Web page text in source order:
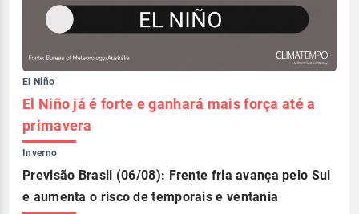
El Niño
El Niño já é forte e ganhará mais força até a
primavera
Inverno
Previsão Brasil (06/08): Frente fria avança pelo Sul
e aumenta o risco de temporais e ventania